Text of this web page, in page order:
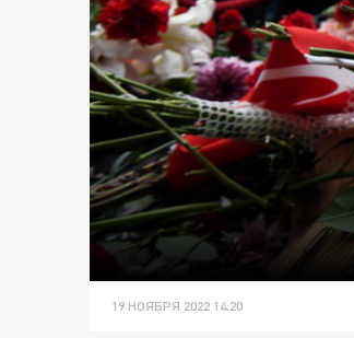
19 НОЯБРЯ 2022 14:20